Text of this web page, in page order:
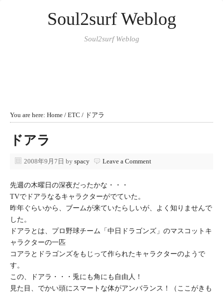
Soul2surf Weblog
Soul2surf Weblog
You are here: Home / ETC / ドアラ
ドアラ
2008年9月7日 by spacy Leave a Comment
先週の木曜日の深夜だったかな・・・
TVでドアラなるキャラクターがでていた。
昨年ぐらいから、ブームが来ていたらしいが、よく知りませんで
した。
ドアラとは、プロ野球チーム「中日ドラゴンズ」のマスコットキ
ャラクターの一匹
コアラとドラゴンズをもじって作られたキャラクターのようで
す。
この、ドアラ・・・兎にも角にも自由人！
見た目、でかい頭にスマートな体がアンバランス！（ここがきも